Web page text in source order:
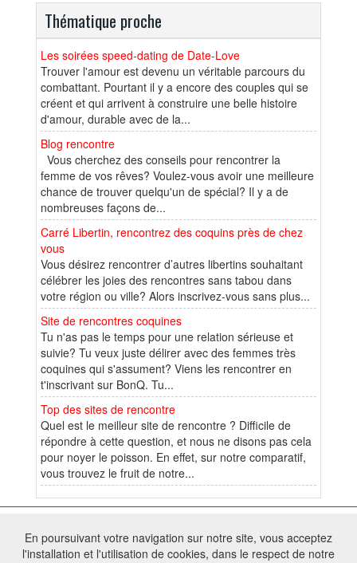
Thématique proche
Les soirées speed-dating de Date-Love
Trouver l'amour est devenu un véritable parcours du
combattant. Pourtant il y a encore des couples qui se
créent et qui arrivent à construire une belle histoire
d'amour, durable avec de la...
Blog rencontre
Vous cherchez des conseils pour rencontrer la
femme de vos rêves? Voulez-vous avoir une meilleure
chance de trouver quelqu'un de spécial? Il y a de
nombreuses façons de...
Carré Libertin, rencontrez des coquins près de chez
vous
Vous désirez rencontrer d’autres libertins souhaitant
célébrer les joies des rencontres sans tabou dans
votre région ou ville? Alors inscrivez-vous sans plus...
Site de rencontres coquines
Tu n'as pas le temps pour une relation sérieuse et
suivie? Tu veux juste délirer avec des femmes très
coquines qui s'assument? Viens les rencontrer en
t'inscrivant sur BonQ. Tu...
Top des sites de rencontre
Quel est le meilleur site de rencontre ? Difficile de
répondre à cette question, et nous ne disons pas cela
pour noyer le poisson. En effet, sur notre comparatif,
vous trouvez le fruit de notre...
FontAwesome
Tous droits réservés - Toute reproduction du contenu de ce site, même
En poursuivant votre navigation sur notre site, vous acceptez
l'installation et l'utilisation de cookies, dans le respect de notre